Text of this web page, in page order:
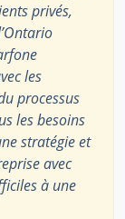
privés,
les
processus
les besoins
stratégie et
avec
à une